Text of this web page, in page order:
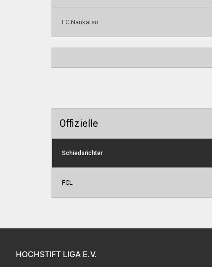
FC Nankatsu
Offizielle
Schiedsrichter
FCL
HOCHSTIFT LIGA E.V.